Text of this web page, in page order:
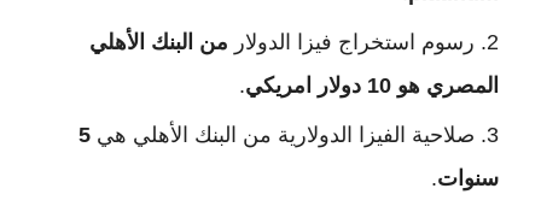
رسوم استخراج فيزا الدولار من البنك الأهلي
المصري هو 10 دولار امريكي
.
صلاحية الفيزا الدولارية من البنك الأهلي هي 5
سنوات.